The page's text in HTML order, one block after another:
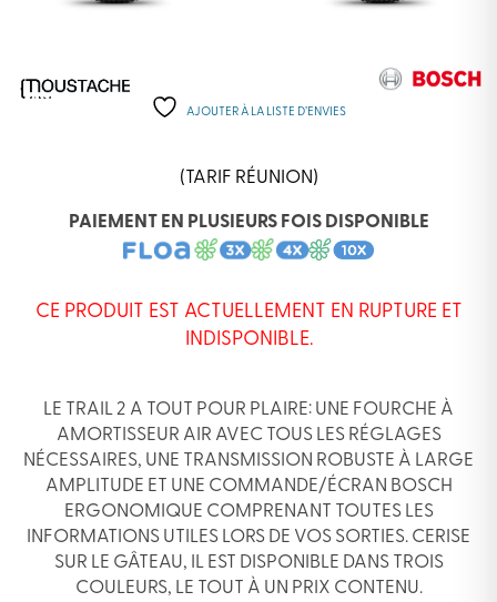
AJOUTER À LA LISTE D’ENVIES
(TARIF RÉUNION)
PAIEMENT EN PLUSIEURS FOIS DISPONIBLE
CE PRODUIT EST ACTUELLEMENT EN RUPTURE ET
INDISPONIBLE.
LE TRAIL 2 A TOUT POUR PLAIRE: UNE FOURCHE À
AMORTISSEUR AIR AVEC TOUS LES RÉGLAGES
NÉCESSAIRES, UNE TRANSMISSION ROBUSTE À LARGE
AMPLITUDE ET UNE COMMANDE/ÉCRAN BOSCH
ERGONOMIQUE COMPRENANT TOUTES LES
INFORMATIONS UTILES LORS DE VOS SORTIES. CERISE
SUR LE GÂTEAU, IL EST DISPONIBLE DANS TROIS
COULEURS, LE TOUT À UN PRIX CONTENU.